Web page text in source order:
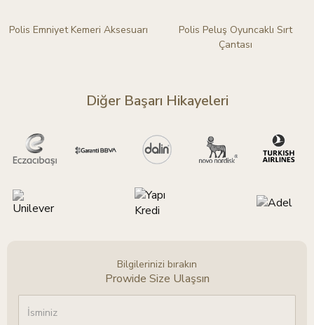
Polis Emniyet Kemeri Aksesuarı
Polis Peluş Oyuncaklı Sırt
Çantası
Diğer Başarı Hikayeleri
Bilgilerinizi bırakın
Prowide Size Ulaşsın